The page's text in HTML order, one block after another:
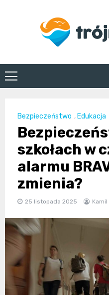
Bezpieczeństwo , Edukacja
szkołach w
alarmu
zmienia?
25 listopada 2025